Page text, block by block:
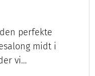
perfekte
midt i
vi…